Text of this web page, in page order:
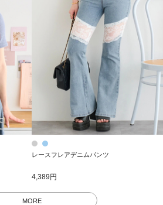
レースフレアデニムパンツ
4,389円
MORE